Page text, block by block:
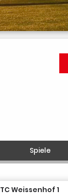
Spiele
TC Weissenhof 1